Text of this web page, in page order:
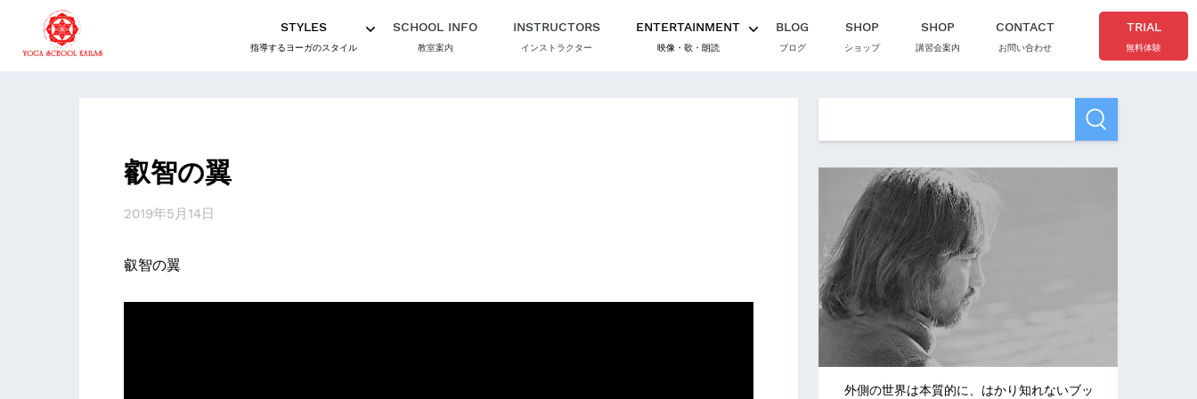
STYLES
指導するヨーガのスタイル
SCHOOL INFO
教室案内
INSTRUCTORS
インストラクター
ENTERTAINMENT
映像・歌・朗読
BLOG
ブログ
SHOP
ショップ
SHOP
講習会案内
CONTACT
お問い合わせ
TRIAL
無料体験
叡智の翼
2019年5月14日
叡智の翼
外側の世界は本質的に、はかり知れないブッ